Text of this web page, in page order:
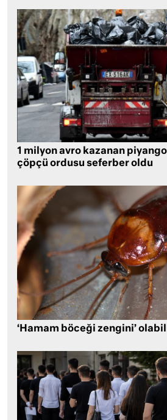
1 milyon avro kazanan
çöpçü ordusu seferber oldu
‘Hamam böceği zengini’